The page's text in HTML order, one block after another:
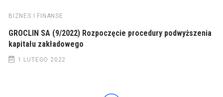
BIZNES I FINANSE
GROCLIN SA (9/2022) Rozpoczęcie procedury podwyższenia
kapitału zakładowego
1 LUTEGO 2022